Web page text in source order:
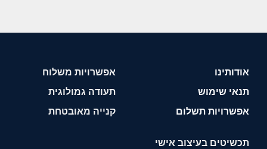
אודותינו
תנאי שימוש
אפשרויות תשלום
אפשרויות משלוח
תעודה גמולוגית
קנייה מאובטחת
תכשיטים בעיצוב אישי